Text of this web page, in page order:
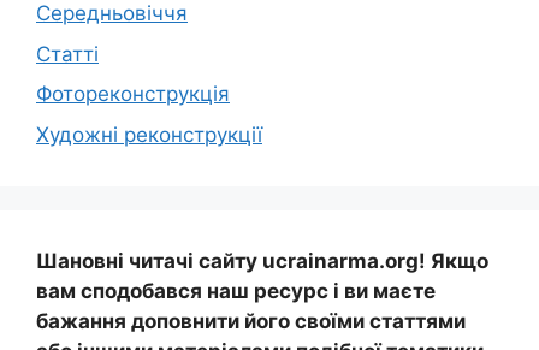
Середньовіччя
Статті
Фотореконструкція
Художні реконструкції
Шановні читачі сайту ucrainarma.org! Якщо
вам сподобався наш ресурс і ви маєте
бажання доповнити його своїми статтями